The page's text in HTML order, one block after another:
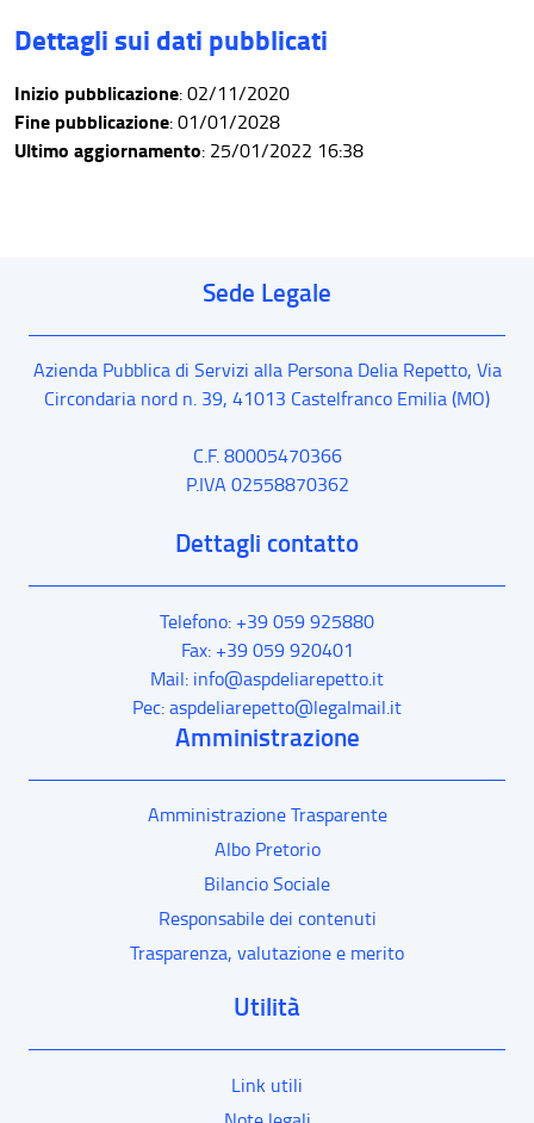
Dettagli sui dati pubblicati
Inizio pubblicazione: 02/11/2020
Fine pubblicazione: 01/01/2028
Ultimo aggiornamento: 25/01/2022 16:38
Sede Legale
Azienda Pubblica di Servizi alla Persona Delia Repetto, Via
Circondaria nord n. 39, 41013 Castelfranco Emilia(MO)
C.F. 80005470366
P.IVA 02558870362
Dettagli contatto
Telefono: +39 059 925880
Fax: +39 059 920401
Mail: info@aspdeliarepetto.it
Pec: aspdeliarepetto@legalmail.it
Amministrazione
Amministrazione Trasparente
Albo Pretorio
Bilancio Sociale
Responsabile dei contenuti
Trasparenza, valutazione e merito
Utilità
Link utili